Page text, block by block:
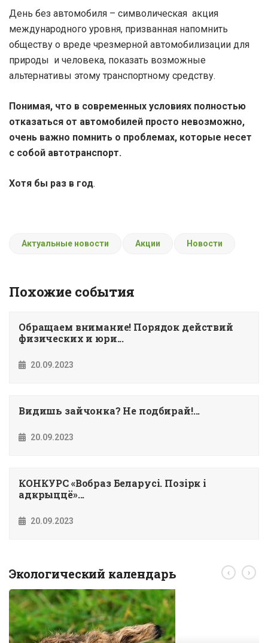
День без автомобиля – символическая акция
международного уровня, призванная напомнить
обществу о вреде чрезмерной автомобилизации для
природы и человека, показать возможные
альтернативы этому транспортному средству.
Понимая, что в современных условиях полностью
отказаться от автомобилей просто невозможно,
очень важно помнить о проблемах, которые несет
с собой автотранспорт.
Хотя бы раз в год.
Актуальные новости Акции Новости
Похожие события
Обращаем внимание! Порядок действий
физических и юри...
20.09.2023
Видишь зайчонка? Не подбирай!...
20.09.2023
КОНКУРС «Вобраз Беларусi. Позiрк i
адкрыццё»...
20.09.2023
Экологический календарь ‹ ›